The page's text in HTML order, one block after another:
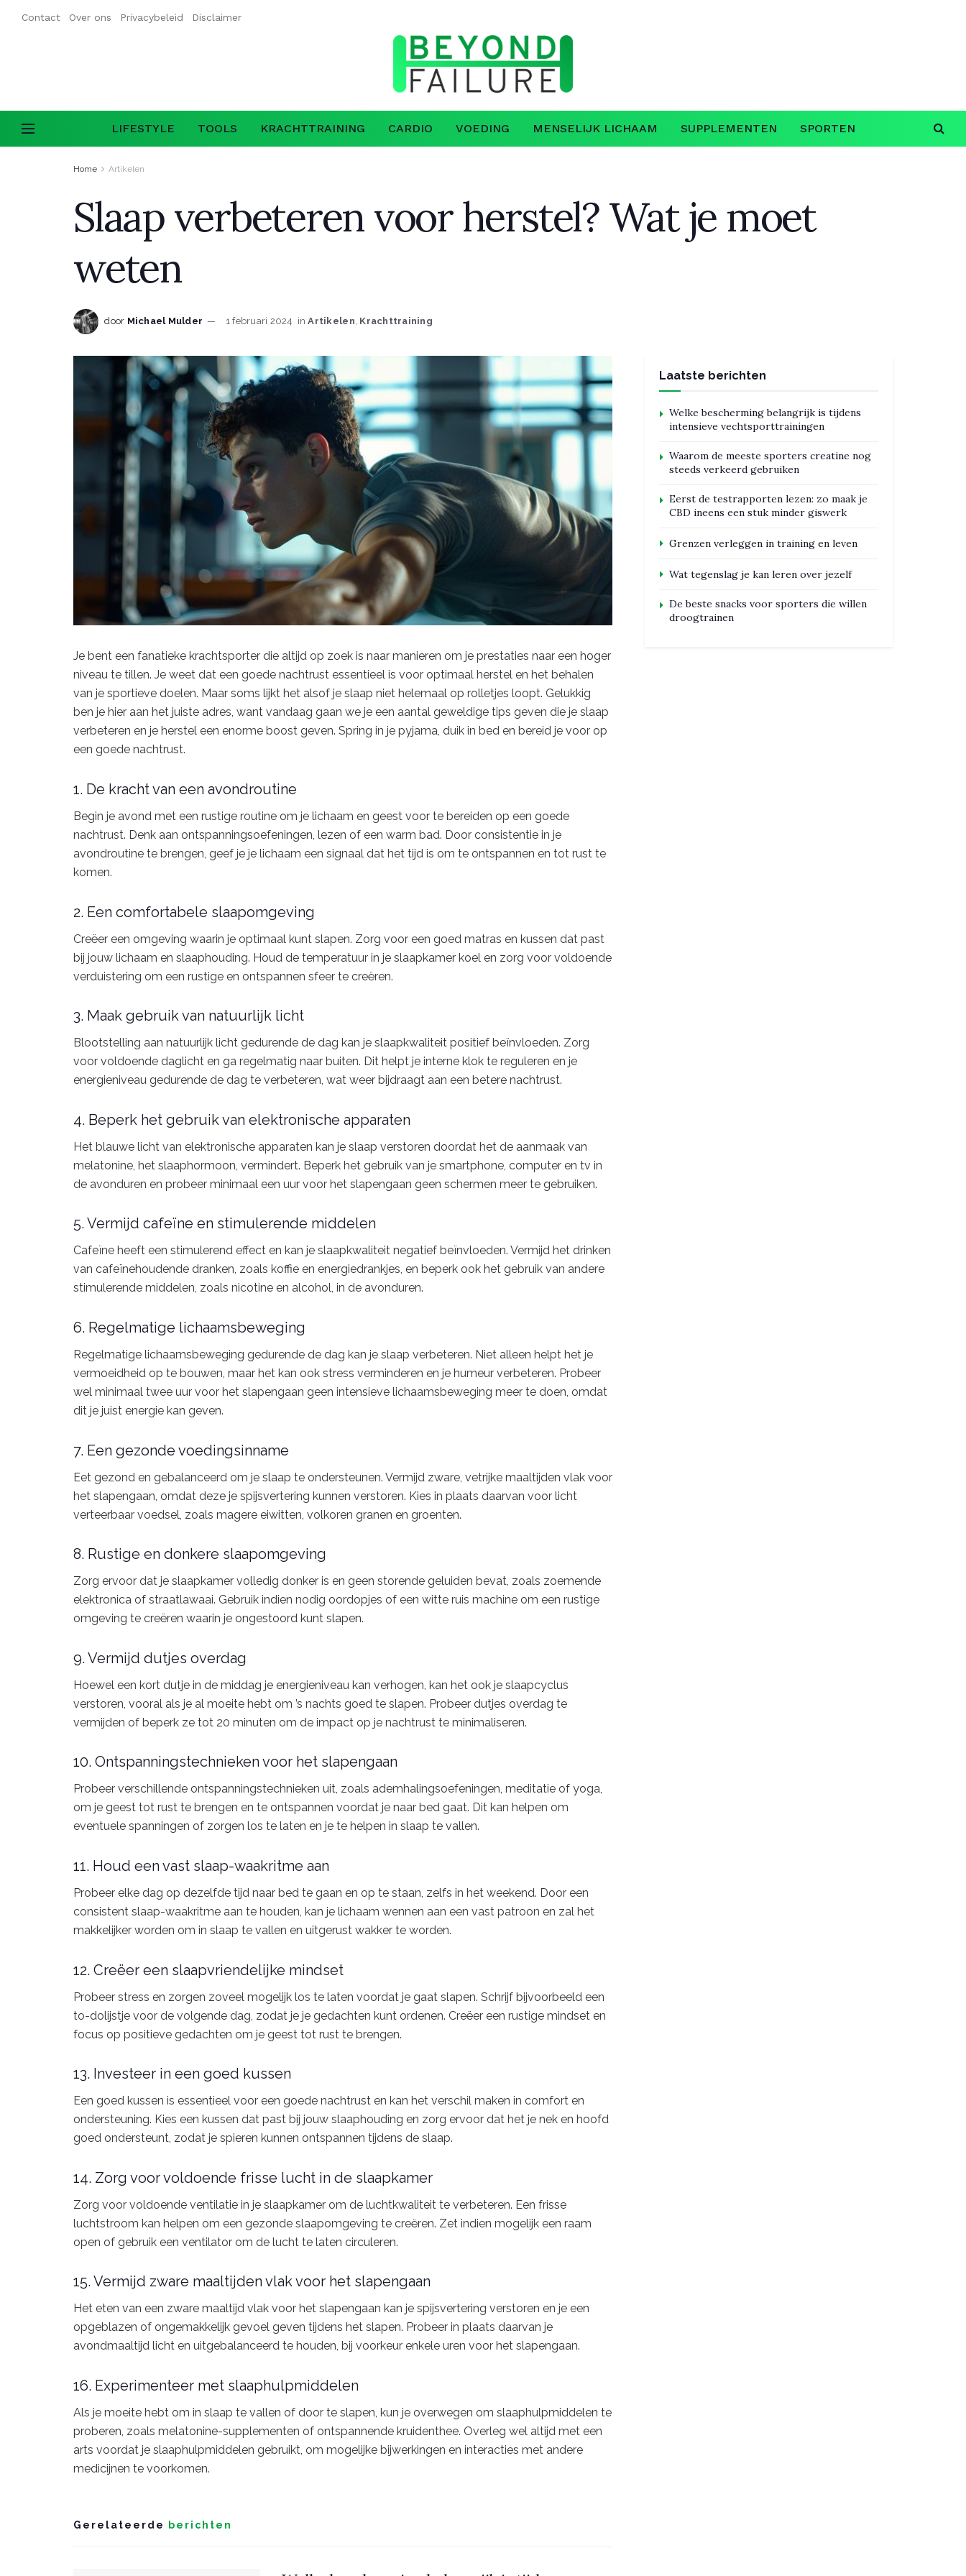
Contact Over ons Privacybeleid Disclaimer
LIFESTYLE TOOLS KRACHTTRAINING CARDIO VOEDING MENSELIJK LICHAAM SUPPLEMENTEN SPORTEN
Home Artikelen
Slaap verbeteren voor herstel? Wat je moet
weten
door Michael Mulder 1 februari 2024 in Artikelen, Krachttraining
Je bent een fanatieke krachtsporter die altijd op zoek is naar manieren om je prestaties naar een hoger
niveau te tillen. Je weet dat een goede nachtrust essentieel is voor optimaal herstel en het behalen
van je sportieve doelen. Maar soms lijkt het alsof je slaap niet helemaal op rolletjes loopt. Gelukkig
ben je hier aan het juiste adres, want vandaag gaan we je een aantal geweldige tips geven die je slaap
verbeteren en je herstel een enorme boost geven. Spring in je pyjama, duik in bed en bereid je voor op
een goede nachtrust.
1. De kracht van een avondroutine
Begin je avond met een rustige routine om je lichaam en geest voor te bereiden op een goede
nachtrust. Denk aan ontspanningsoefeningen, lezen of een warm bad. Door consistentie in je
avondroutine te brengen, geef je je lichaam een signaal dat het tijd is om te ontspannen en tot rust te
komen.
2. Een comfortabele slaapomgeving
Creëer een omgeving waarin je optimaal kunt slapen. Zorg voor een goed matras en kussen dat past
bij jouw lichaam en slaaphouding. Houd de temperatuur in je slaapkamer koel en zorg voor voldoende
verduistering om een rustige en ontspannen sfeer te creëren.
3. Maak gebruik van natuurlijk licht
Blootstelling aan natuurlijk licht gedurende de dag kan je slaapkwaliteit positief beïnvloeden. Zorg
voor voldoende daglicht en ga regelmatig naar buiten. Dit helpt je interne klok te reguleren en je
energieniveau gedurende de dag te verbeteren, wat weer bijdraagt aan een betere nachtrust.
4. Beperk het gebruik van elektronische apparaten
Het blauwe licht van elektronische apparaten kan je slaap verstoren doordat het de aanmaak van
melatonine, het slaaphormoon, vermindert. Beperk het gebruik van je smartphone, computer en tv in
de avonduren en probeer minimaal een uur voor het slapengaan geen schermen meer te gebruiken.
5. Vermijd cafeïne en stimulerende middelen
Cafeïne heeft een stimulerend effect en kan je slaapkwaliteit negatief beïnvloeden. Vermijd het drinken
van cafeïnehoudende dranken, zoals koffie en energiedrankjes, en beperk ook het gebruik van andere
stimulerende middelen, zoals nicotine en alcohol, in de avonduren.
6. Regelmatige lichaamsbeweging
Regelmatige lichaamsbeweging gedurende de dag kan je slaap verbeteren. Niet alleen helpt het je
vermoeidheid op te bouwen, maar het kan ook stress verminderen en je humeur verbeteren. Probeer
wel minimaal twee uur voor het slapengaan geen intensieve lichaamsbeweging meer te doen, omdat
dit je juist energie kan geven.
7. Een gezonde voedingsinname
Eet gezond en gebalanceerd om je slaap te ondersteunen. Vermijd zware, vetrijke maaltijden vlak voor
het slapengaan, omdat deze je spijsvertering kunnen verstoren. Kies in plaats daarvan voor licht
verteerbaar voedsel, zoals magere eiwitten, volkoren granen en groenten.
8. Rustige en donkere slaapomgeving
Zorg ervoor dat je slaapkamer volledig donker is en geen storende geluiden bevat, zoals zoemende
elektronica of straatlawaai. Gebruik indien nodig oordopjes of een witte ruis machine om een rustige
omgeving te creëren waarin je ongestoord kunt slapen.
9. Vermijd dutjes overdag
Hoewel een kort dutje in de middag je energieniveau kan verhogen, kan het ook je slaapcyclus
verstoren, vooral als je al moeite hebt om ’s nachts goed te slapen. Probeer dutjes overdag te
vermijden of beperk ze tot 20 minuten om de impact op je nachtrust te minimaliseren.
10. Ontspanningstechnieken voor het slapengaan
Probeer verschillende ontspanningstechnieken uit, zoals ademhalingsoefeningen, meditatie of yoga,
om je geest tot rust te brengen en te ontspannen voordat je naar bed gaat. Dit kan helpen om
eventuele spanningen of zorgen los te laten en je te helpen in slaap te vallen.
11. Houd een vast slaap-waakritme aan
Probeer elke dag op dezelfde tijd naar bed te gaan en op te staan, zelfs in het weekend. Door een
consistent slaap-waakritme aan te houden, kan je lichaam wennen aan een vast patroon en zal het
makkelijker worden om in slaap te vallen en uitgerust wakker te worden.
12. Creëer een slaapvriendelijke mindset
Probeer stress en zorgen zoveel mogelijk los te laten voordat je gaat slapen. Schrijf bijvoorbeeld een
to-dolijstje voor de volgende dag, zodat je je gedachten kunt ordenen. Creëer een rustige mindset en
focus op positieve gedachten om je geest tot rust te brengen.
13. Investeer in een goed kussen
Een goed kussen is essentieel voor een goede nachtrust en kan het verschil maken in comfort en
ondersteuning. Kies een kussen dat past bij jouw slaaphouding en zorg ervoor dat het je nek en hoofd
goed ondersteunt, zodat je spieren kunnen ontspannen tijdens de slaap.
14. Zorg voor voldoende frisse lucht in de slaapkamer
Zorg voor voldoende ventilatie in je slaapkamer om de luchtkwaliteit te verbeteren. Een frisse
luchtstroom kan helpen om een gezonde slaapomgeving te creëren. Zet indien mogelijk een raam
open of gebruik een ventilator om de lucht te laten circuleren.
15. Vermijd zware maaltijden vlak voor het slapengaan
Het eten van een zware maaltijd vlak voor het slapengaan kan je spijsvertering verstoren en je een
opgeblazen of ongemakkelijk gevoel geven tijdens het slapen. Probeer in plaats daarvan je
avondmaaltijd licht en uitgebalanceerd te houden, bij voorkeur enkele uren voor het slapengaan.
16. Experimenteer met slaaphulpmiddelen
Als je moeite hebt om in slaap te vallen of door te slapen, kun je overwegen om slaaphulpmiddelen te
proberen, zoals melatonine-supplementen of ontspannende kruidenthee. Overleg wel altijd met een
arts voordat je slaaphulpmiddelen gebruikt, om mogelijke bijwerkingen en interacties met andere
medicijnen te voorkomen.
Gerelateerde berichten
Laatste berichten
Welke bescherming belangrijk is tijdens
intensieve vechtsporttrainingen
Waarom de meeste sporters creatine nog
steeds verkeerd gebruiken
Eerst de testrapporten lezen: zo maak je
CBD ineens een stuk minder giswerk
Grenzen verleggen in training en leven
Wat tegenslag je kan leren over jezelf
De beste snacks voor sporters die willen
droogtrainen